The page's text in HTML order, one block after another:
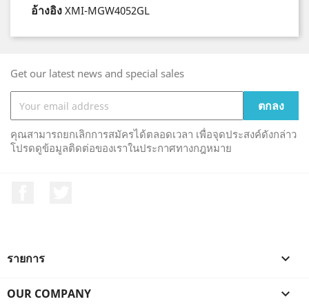
อ้างอิง XMI-MGW4052GL
Get our latest news and special sales
คุณสามารถยกเลิกการสมัครได้ตลอดเวลา เพื่อจุดประสงค์ดังกล่าว
โปรดดูข้อมูลติดต่อของเราในประกาศทางกฎหมาย
รายการ 
OUR COMPANY 